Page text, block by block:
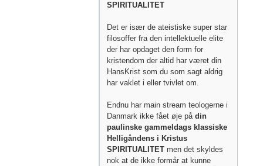
SPIRITUALITET
Det er især de ateistiske super star
filosoffer fra den intellektuelle elite
der har opdaget den form for
kristendom der altid har været din
HansKrist som du som sagt aldrig
har vaklet i eller tvivlet om.
Endnu har main stream teologerne i
Danmark ikke fået øje på din
paulinske gammeldags klassiske
Helligåndens i Kristus
SPIRITUALITET men det skyldes
nok at de ikke formår at kunne